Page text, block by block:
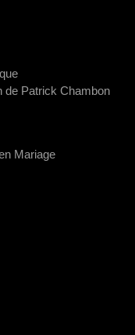
de Patrick Chambon
Mariage